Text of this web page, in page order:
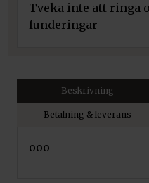
Tveka inte att ringa
funderingar
Beskrivning
Betalning & leverans
ooo